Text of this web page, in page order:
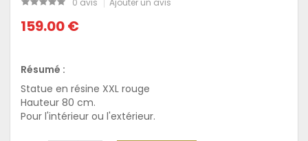
0 avis Ajouter un avis
159.00 €
Résumé :
Statue en résine XXL rouge
Hauteur 80 cm.
Pour l'intérieur ou l'extérieur.